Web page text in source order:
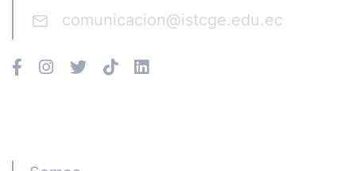
comunicacion@istcge.edu.ec